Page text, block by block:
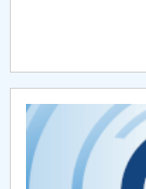
CAR2026
MENIU CANTINA
Partenerii